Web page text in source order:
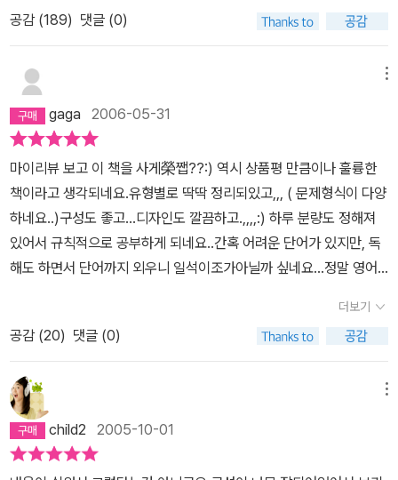
공감 (189) 댓글 (0)
gaga 2006-05-31
마이리뷰 보고 이 책을 사게榮쨉??:) 역시 상품평 만큼이나 훌륭한
책이라고 생각되네요.유형별로 딱딱 정리되있고,,, ( 문제형식이 다양
하네요..)구성도 좋고...디자인도 깔끔하고.,,,,:) 하루 분량도 정해져
있어서 규칙적으로 공부하게 되네요..간혹 어려운 단어가 있지만, 독
해도 하면서 단어까지 외우니 일석이조가아닐까 싶네요...정말 영어
싶지만, 왠만한 분들은 소화 해 낼 수 있는 책인것 같네요 :)본격적으
로 독해공부 시작하실려는 분들이나 이제 막 토플 준비하시는 분들이
사용하기에 좋은 책인것 같네요...
더보기
공감 (20) 댓글 (0)
child2 2005-10-01